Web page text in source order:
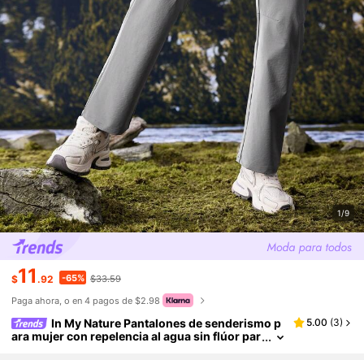
1/9
$11 .92 -65% $33.59
Paga ahora, o en 4 pagos de $2.98
In My Nature Pantalones de senderismo p
ara mujer con repelencia al agua sin flúor par
5.00 (3)